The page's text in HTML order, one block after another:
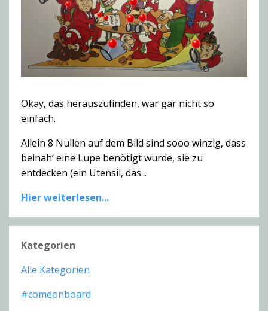
Okay, das herauszufinden, war gar nicht so
einfach.
Allein 8 Nullen auf dem Bild sind sooo winzig, dass
beinah’ eine Lupe benötigt wurde, sie zu
entdecken (ein Utensil, das...
Hier weiterlesen...
Kategorien
Alle Kategorien
#comeonboard